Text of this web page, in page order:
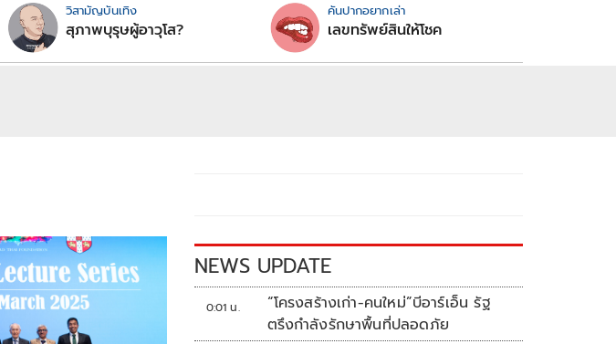
วิสามัญบันเทิง
สุภาพบุรุษผู้อาวุโส?
คันปากอยากเล่า
เลขทรัพย์สินให้โชค
NEWS UPDATE
0:01 น.
“โครงสร้างเก่า-คนใหม่”บีอาร์เอ็น รัฐ
ตรึงกำลังรักษาพื้นที่ปลอดภัย